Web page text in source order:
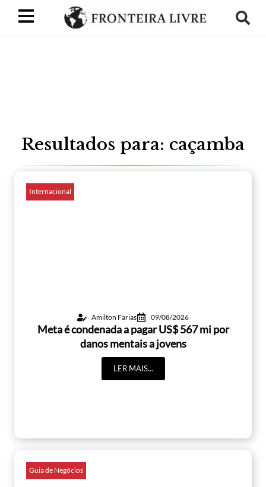
Resultados para: caçamba
Internacional
Amilton Farias 09/08/2026
Meta é condenada a pagar US$ 567 mi por
danos mentais a jovens
LER MAIS...
Guia de Negócios